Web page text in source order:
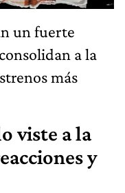
un fuerte
a la
más
viste a la
y